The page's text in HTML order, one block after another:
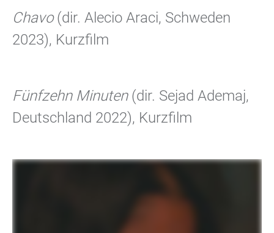
Chavo(dir. Alecio Araci, Schweden
2023), Kurzfilm
Fünfzehn Minuten(dir. Sejad Ademaj,
Deutschland 2022), Kurzfilm